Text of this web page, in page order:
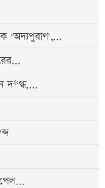
'অদ্যপুরাণ',...
দ*গ্ধ,...